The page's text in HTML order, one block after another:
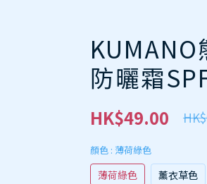
防曬霜
HK$49.00
顏色 : 薄荷綠色
薄荷綠色 薰衣草色